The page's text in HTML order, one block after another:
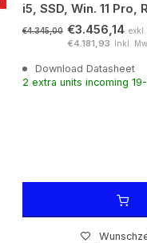
i5, SSD, Win. 11 Pro,
€4.345,00 €3.456,14 exkl.
€4.181,93 Inkl.
Download Datasheet
2 extra units incoming